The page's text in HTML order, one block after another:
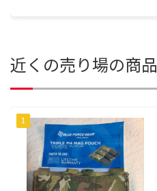
近くの売り場の商品